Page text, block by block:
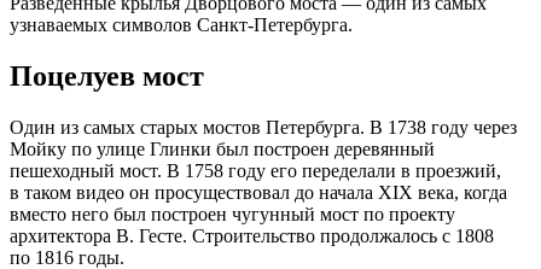
узнаваемых символов Санкт-Петербурга.
Поцелуев мост
Один из самых старых мостов Петербурга. В 1738 году через
Мойку по улице Глинки был построен деревянный
пешеходный мост. В 1758 году его переделали в проезжий,
в таком видео он просуществовал до начала XIX века, когда
вместо него был построен чугунный мост по проекту
архитектора В. Гесте. Строительство продолжалось с 1808
по 1816 годы.